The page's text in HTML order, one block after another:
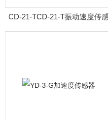
CD-21-TCD-21-T振动速度传
器